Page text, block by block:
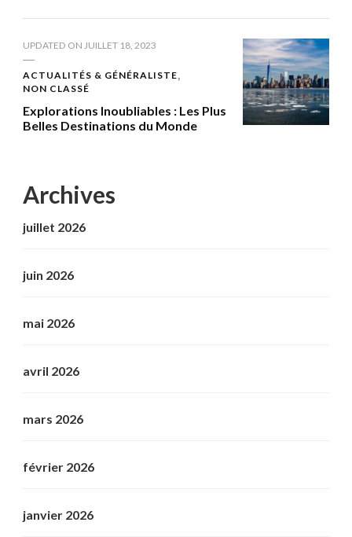
UPDATED ON JUILLET 18, 2023
ACTUALITÉS & GÉNÉRALISTE
NON CLASSÉ
Explorations Inoubliables : Les Plus
Belles Destinations du Monde
Archives
juillet 2026
juin 2026
mai 2026
avril 2026
mars 2026
février 2026
janvier 2026